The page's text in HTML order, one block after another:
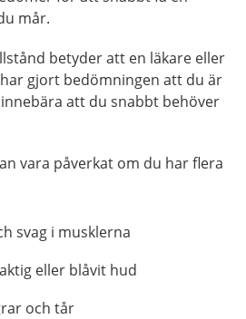
mår.
betyder att en läkare eller
gjort bedömningen att du är
att du snabbt behöver
vara påverkat om du har flera
svag i musklerna
eller blåvit hud
och tår